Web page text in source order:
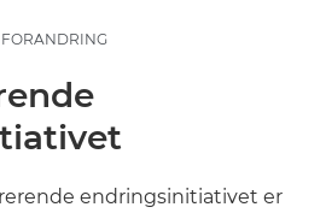
endringsinitiativet er